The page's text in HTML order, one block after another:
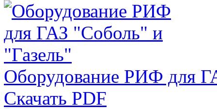
Оборудование РИФ для
Скачать PDF